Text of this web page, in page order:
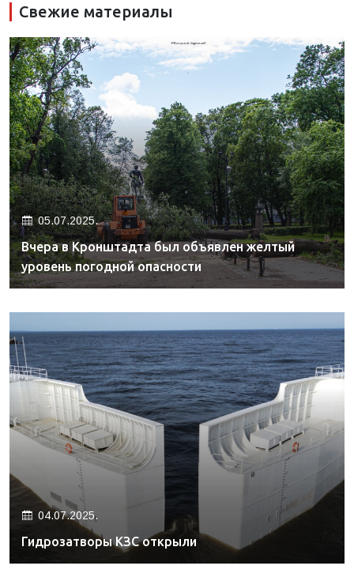
Свежие материалы
05.07.2025.
Вчера в Кронштадта был объявлен желтый
уровень погодной опасности
04.07.2025.
Гидрозатворы КЗС открыли